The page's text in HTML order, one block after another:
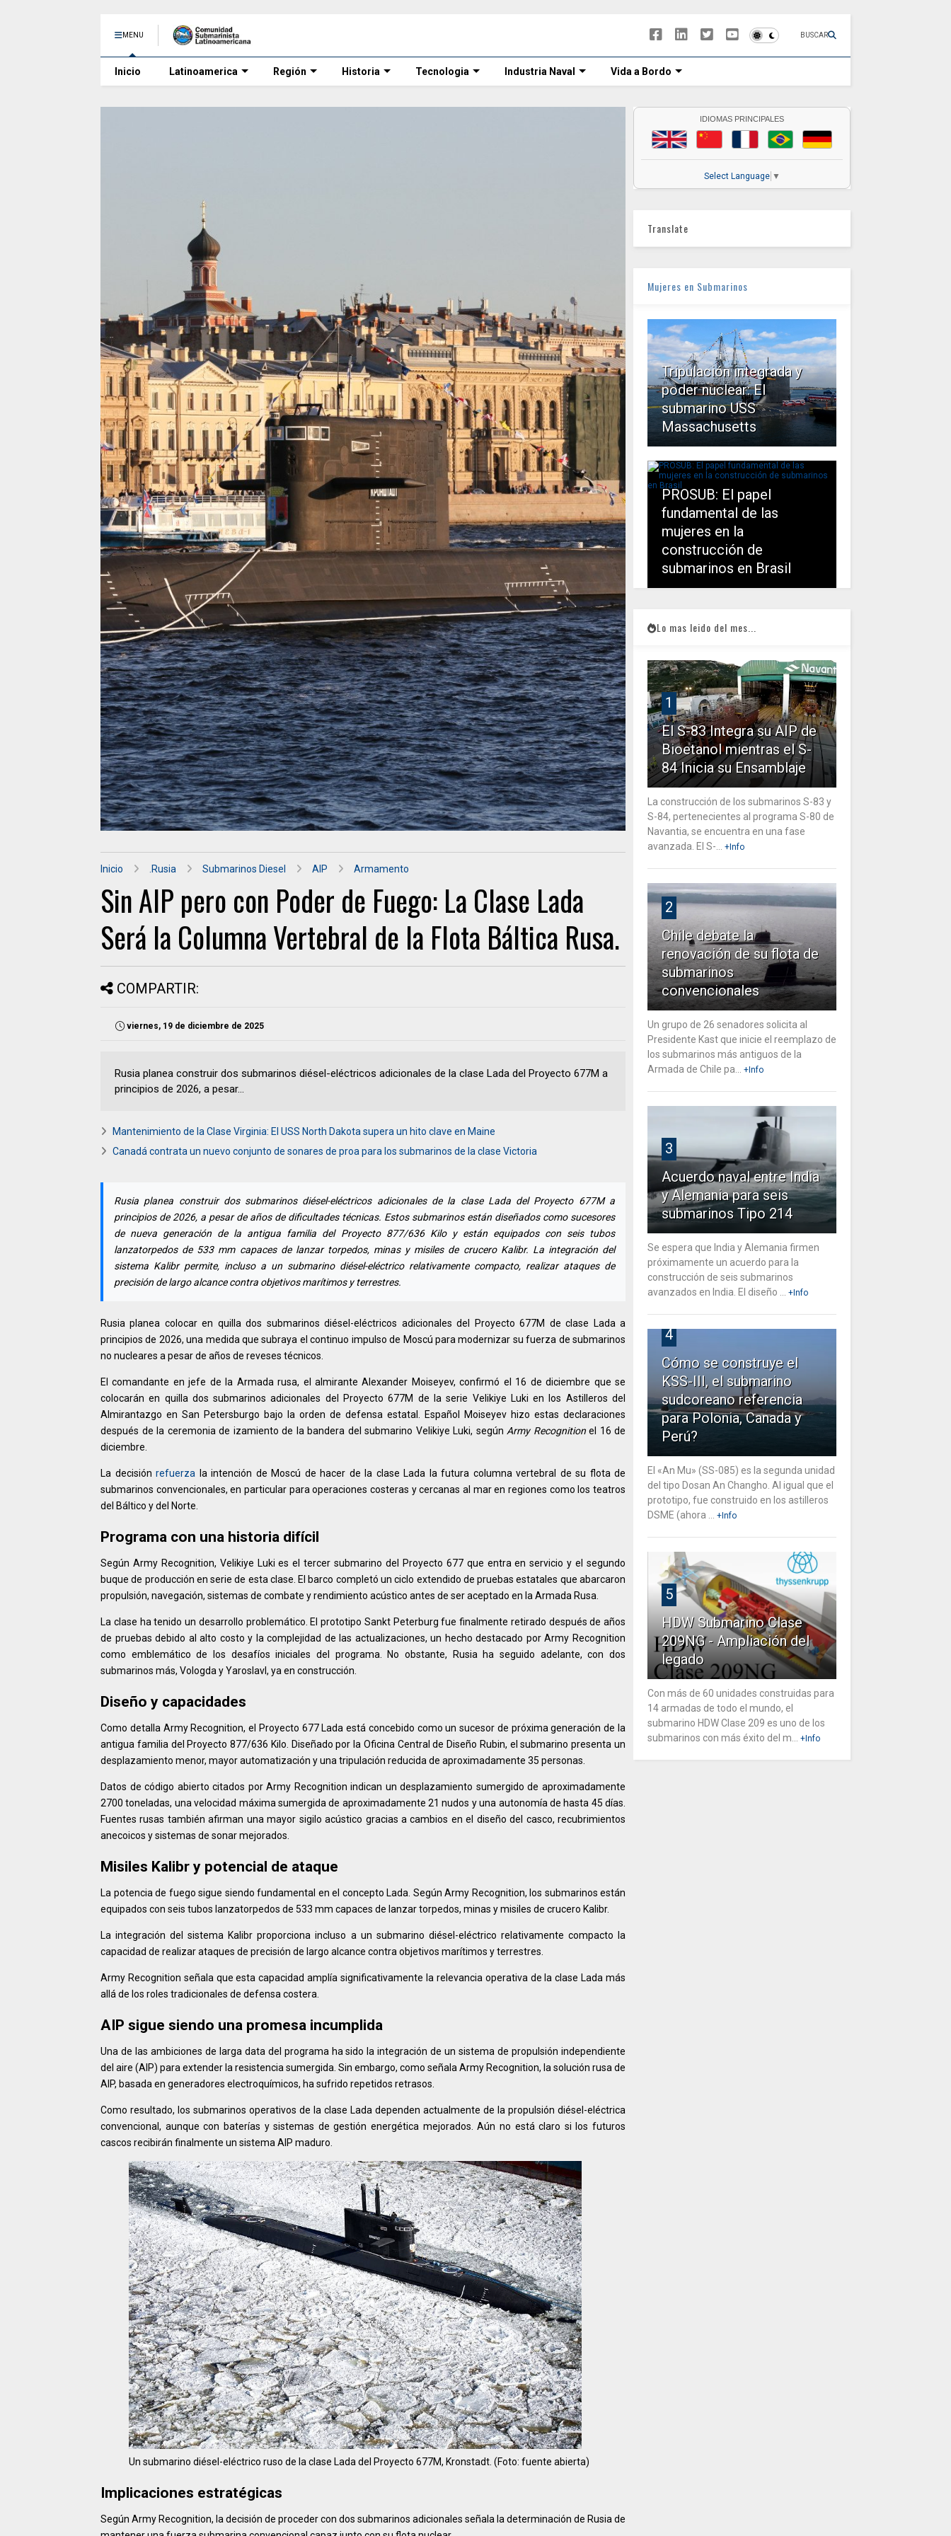
MENU BUSCAR
Inicio Latinoamerica Región Historia Tecnologia Industria Naval Vida a Bordo
Inicio .Rusia Submarinos Diesel AIP Armamento
Sin AIP pero con Poder de Fuego: La Clase Lada
Será la Columna Vertebral de la Flota Báltica Rusa.
COMPARTIR:
viernes, 19 de diciembre de 2025
Rusia planea construir dos submarinos diésel-eléctricos adicionales de la clase Lada del Proyecto 677M a
principios de 2026, a pesar...
Mantenimiento de la Clase Virginia: El USS North Dakota supera un hito clave en Maine
Canadá contrata un nuevo conjunto de sonares de proa para los submarinos de la clase Victoria
Rusia planea construir dos submarinos diésel-eléctricos adicionales de la clase Lada del Proyecto 677M a
principios de 2026, a pesar de años de dificultades técnicas. Estos submarinos están diseñados como sucesores
de nueva generación de la antigua familia del Proyecto 877/636 Kilo y están equipados con seis tubos
lanzatorpedos de 533 mm capaces de lanzar torpedos, minas y misiles de crucero Kalibr. La integración del
sistema Kalibr permite, incluso a un submarino diésel-eléctrico relativamente compacto, realizar ataques de
precisión de largo alcance contra objetivos marítimos y terrestres.
Rusia planea colocar en quilla dos submarinos diésel-eléctricos adicionales del Proyecto 677M de clase Lada a
principios de 2026, una medida que subraya el continuo impulso de Moscú para modernizar su fuerza de submarinos
no nucleares a pesar de años de reveses técnicos.
El comandante en jefe de la Armada rusa, el almirante Alexander Moiseyev, confirmó el 16 de diciembre que se
colocarán en quilla dos submarinos adicionales del Proyecto 677M de la serie Velikiye Luki en los Astilleros del
Almirantazgo en San Petersburgo bajo la orden de defensa estatal. Español Moiseyev hizo estas declaraciones
después de la ceremonia de izamiento de la bandera del submarino Velikiye Luki, según Army Recognitionel 16 de
diciembre.
La decisión refuerza la intención de Moscú de hacer de la clase Lada la futura columna vertebral de su flota de
submarinos convencionales, en particular para operaciones costeras y cercanas al mar en regiones como los teatros
del Báltico y del Norte.
Programa con una historia difícil
Según Army Recognition, Velikiye Luki es el tercer submarino del Proyecto 677 que entra en servicio y el segundo
buque de producción en serie de esta clase. El barco completó un ciclo extendido de pruebas estatales que abarcaron
propulsión, navegación, sistemas de combate y rendimiento acústico antes de ser aceptado en la Armada Rusa.
La clase ha tenido un desarrollo problemático. El prototipo Sankt Peterburg fue finalmente retirado después de años
de pruebas debido al alto costo y la complejidad de las actualizaciones, un hecho destacado por Army Recognition
como emblemático de los desafíos iniciales del programa. No obstante, Rusia ha seguido adelante, con dos
submarinos más, Vologda y Yaroslavl, ya en construcción.
Diseño y capacidades
Como detalla Army Recognition, el Proyecto 677 Lada está concebido como un sucesor de próxima generación de la
antigua familia del Proyecto 877/636 Kilo. Diseñado por la Oficina Central de Diseño Rubin, el submarino presenta un
desplazamiento menor, mayor automatización y una tripulación reducida de aproximadamente 35 personas.
Datos de código abierto citados por Army Recognition indican un desplazamiento sumergido de aproximadamente
2700 toneladas, una velocidad máxima sumergida de aproximadamente 21 nudos y una autonomía de hasta 45 días.
Fuentes rusas también afirman una mayor sigilo acústico gracias a cambios en el diseño del casco, recubrimientos
anecoicos y sistemas de sonar mejorados.
Misiles Kalibr y potencial de ataque
La potencia de fuego sigue siendo fundamental en el concepto Lada. Según Army Recognition, los submarinos están
equipados con seis tubos lanzatorpedos de 533 mm capaces de lanzar torpedos, minas y misiles de crucero Kalibr.
La integración del sistema Kalibr proporciona incluso a un submarino diésel-eléctrico relativamente compacto la
capacidad de realizar ataques de precisión de largo alcance contra objetivos marítimos y terrestres.
Army Recognition señala que esta capacidad amplía significativamente la relevancia operativa de la clase Lada más
allá de los roles tradicionales de defensa costera.
AIP sigue siendo una promesa incumplida
Una de las ambiciones de larga data del programa ha sido la integración de un sistema de propulsión independiente
del aire (AIP) para extender la resistencia sumergida. Sin embargo, como señala Army Recognition, la solución rusa de
AIP, basada en generadores electroquímicos, ha sufrido repetidos retrasos.
Como resultado, los submarinos operativos de la clase Lada dependen actualmente de la propulsión diésel-eléctrica
convencional, aunque con baterías y sistemas de gestión energética mejorados. Aún no está claro si los futuros
cascos recibirán finalmente un sistema AIP maduro.
Un submarino diésel-eléctrico ruso de la clase Lada del Proyecto 677M, Kronstadt. (Foto: fuente abierta)
Implicaciones estratégicas
Según Army Recognition, la decisión de proceder con dos submarinos adicionales señala la determinación de Rusia de
IDIOMAS PRINCIPALES
Select Language ▼
Translate
Mujeres en Submarinos
Tripulación integrada y
poder nuclear: El
submarino USS
Massachusetts
PROSUB: El papel
fundamental de las
mujeres en la
construcción de
submarinos en Brasil
Lo mas leido del mes...
1
El S-83 Integra su AIP de
Bioetanol mientras el S-
84 Inicia su Ensamblaje
La construcción de los submarinos S-83 y
S-84, pertenecientes al programa S-80 de
Navantia, se encuentra en una fase
avanzada. El S-...
+Info
2
Chile debate la
renovación de su flota de
submarinos
convencionales
Un grupo de 26 senadores solicita al
Presidente Kast que inicie el reemplazo de
los submarinos más antiguos de la
Armada de Chile pa...
+Info
3
Acuerdo naval entre India
y Alemania para seis
submarinos Tipo 214
Se espera que India y Alemania firmen
próximamente un acuerdo para la
construcción de seis submarinos
avanzados en India. El diseño ...
+Info
4
Cómo se construye el
KSS-III, el submarino
sudcoreano referencia
para Polonia, Canada y
Perú?
El «An Mu» (SS-085) es la segunda unidad
del tipo Dosan An Changho. Al igual que el
prototipo, fue construido en los astilleros
DSME (ahora ...
+Info
5
HDW Submarino Clase
209NG - Ampliación del
legado
Con más de 60 unidades construidas para
14 armadas de todo el mundo, el
submarino HDW Clase 209 es uno de los
submarinos con más éxito del m...
+Info